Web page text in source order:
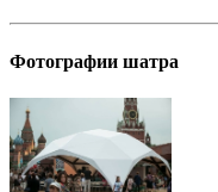
Фотографии шатра